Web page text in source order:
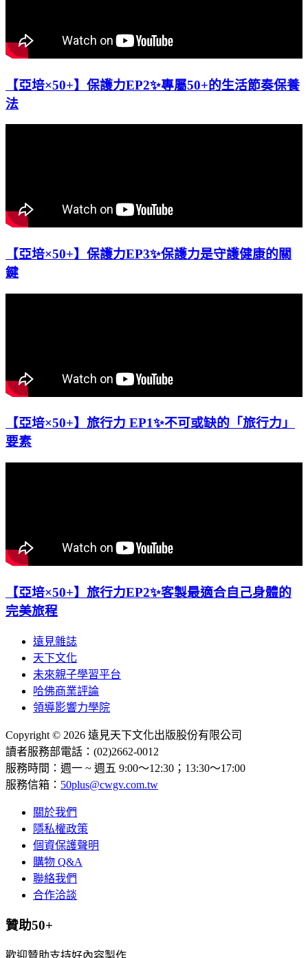
【亞培×50+】保護力EP2✨專屬50+的生活節奏保養
法
【亞培×50+】保護力EP3✨保護力是守護健康的關
鍵
【亞培×50+】旅行力 EP1✨不可或缺的「旅行力」
要素
【亞培×50+】旅行力EP2✨客製最適合自己身體的
完美旅程
遠見雜誌
天下文化
未來親子學習平台
哈佛商業評論
領導影響力學院
Copyright © 2026 遠見天下文化出版股份有限公司
讀者服務部電話：(02)2662-0012
服務時間：週一 ~ 週五 9:00～12:30；13:30～17:00
服務信箱： 50plus@cwgv.com.tw
關於我們
隱私權政策
個資保護聲明
購物 Q&A
聯絡我們
合作洽談
贊助50+
歡迎贊助支持好內容製作